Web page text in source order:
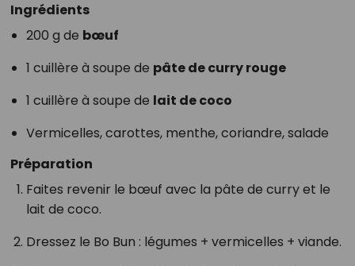
Ingrédients
200 g de bœuf
1 cuillère à soupe de pâte de curry rouge
1 cuillère à soupe de lait de coco
Vermicelles, carottes, menthe, coriandre, salade
Préparation
Faites revenir le bœuf avec la pâte de curry et le
lait de coco.
Dressez le Bo Bun : légumes + vermicelles + viande.